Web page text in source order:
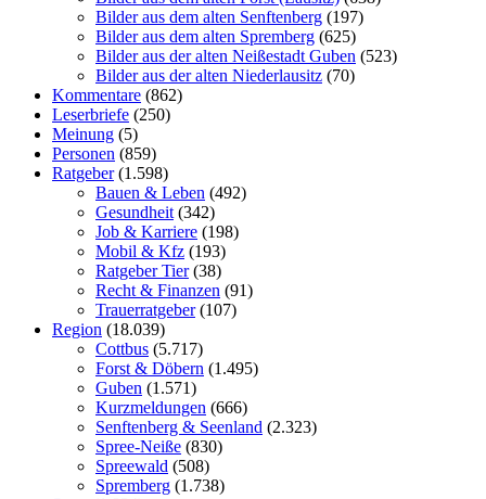
Bilder aus dem alten Senftenberg (197)
Bilder aus dem alten Spremberg (625)
Bilder aus der alten Neißestadt Guben (523)
Bilder aus der alten Niederlausitz (70)
Kommentare (862)
Leserbriefe (250)
Meinung (5)
Personen (859)
Ratgeber(1.598)
Bauen & Leben (492)
Gesundheit (342)
Job & Karriere (198)
Mobil & Kfz (193)
Ratgeber Tier(38)
Recht & Finanzen (91)
Trauerratgeber(107)
Region (18.039)
Cottbus (5.717)
Forst & Döbern (1.495)
Guben (1.571)
Kurzmeldungen (666)
Senftenberg & Seenland (2.323)
Spree-Neiße (830)
Spreewald (508)
Spremberg (1.738)